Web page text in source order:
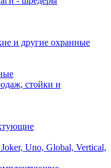
и другие охранные
стойки и
Uno, Global, Vertical,